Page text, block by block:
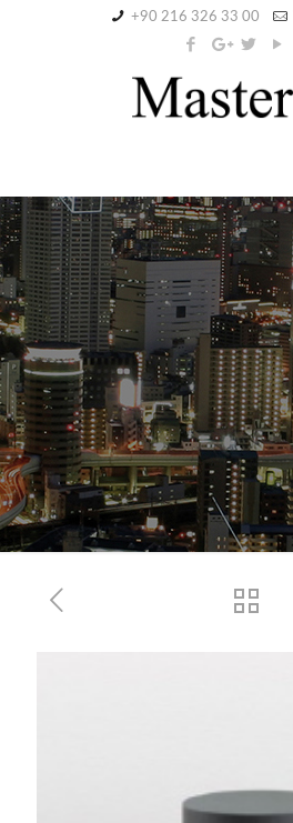
+90 216 326 33 00